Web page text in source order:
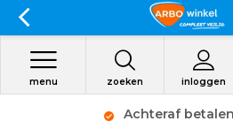
zoeken inloggen
menu
Achteraf